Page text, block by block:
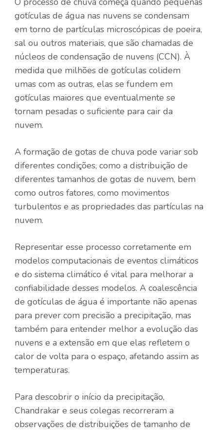
gotículas de água nas nuvens se condensam
em torno de partículas microscópicas de poeira,
sal ou outros materiais, que são chamadas de
núcleos de condensação de nuvens (CCN). À
medida que milhões de gotículas colidem
umas com as outras, elas se fundem em
gotículas maiores que eventualmente se
tornam pesadas o suficiente para cair da
nuvem.
A formação de gotas de chuva pode variar sob
diferentes condições, como a distribuição de
diferentes tamanhos de gotas de nuvem, bem
como outros fatores, como movimentos
turbulentos e as propriedades das partículas na
nuvem.
Representar esse processo corretamente em
modelos computacionais de eventos climáticos
e do sistema climático é vital para melhorar a
confiabilidade desses modelos. A coalescência
de gotículas de água é importante não apenas
para prever com precisão a precipitação, mas
também para entender melhor a evolução das
nuvens e a extensão em que elas refletem o
calor de volta para o espaço, afetando assim as
temperaturas.
Para descobrir o início da precipitação,
Chandrakar e seus colegas recorreram a
observações de distribuições de tamanho de